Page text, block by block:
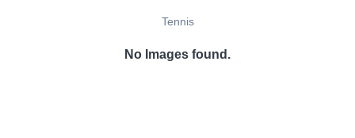
Tennis
No Images found.